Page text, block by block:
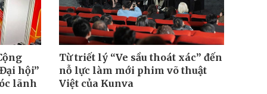
hội”
lãnh
Từ triết lý “Ve sầu thoát xác” đến
nỗ lực làm mới phim võ thuật
Việt của Kunva